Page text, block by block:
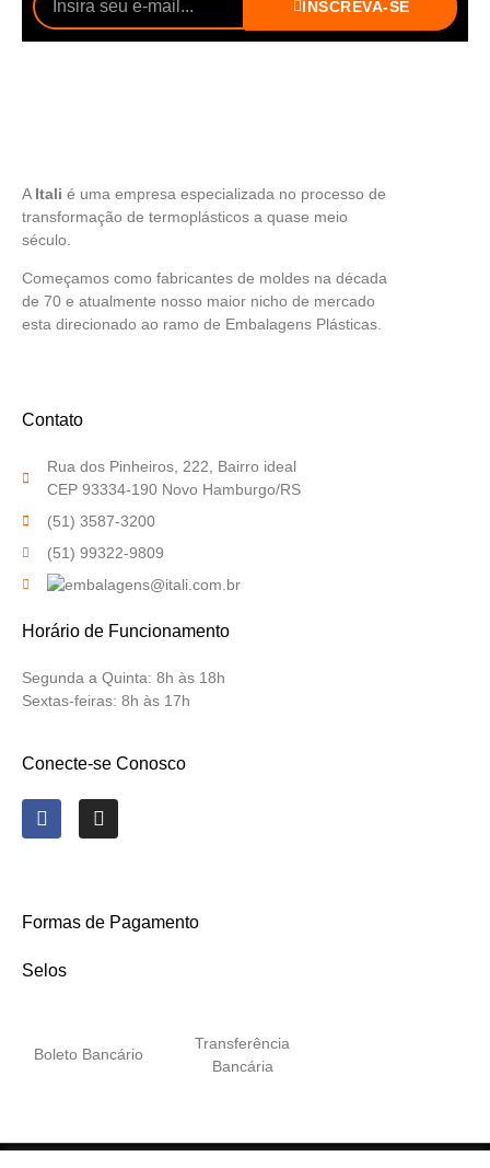
INSCREVA-SE
A Itali é uma empresa especializada no processo de
transformação de termoplásticos a quase meio
século.
Começamos como fabricantes de moldes na década
de 70 e atualmente nosso maior nicho de mercado
esta direcionado ao ramo de Embalagens Plásticas.
Contato
Rua dos Pinheiros, 222, Bairro ideal
CEP 93334-190 Novo Hamburgo/RS
(51) 3587-3200
(51) 99322-9809
Horário de Funcionamento
Segunda a Quinta: 8h às 18h
Sextas-feiras: 8h às 17h
Conecte-se Conosco
Formas de Pagamento
Selos
Boleto Bancário
Transferência
Bancária